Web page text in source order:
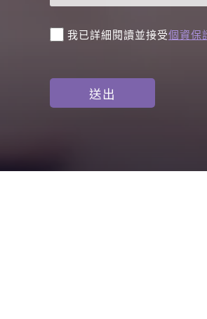
我已詳細閱讀並接受個資保